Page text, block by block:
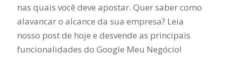
nas quais você deve apostar. Quer saber como
alavancar o alcance da sua empresa? Leia
nosso post de hoje e desvende as principais
funcionalidades do Google Meu Negócio!